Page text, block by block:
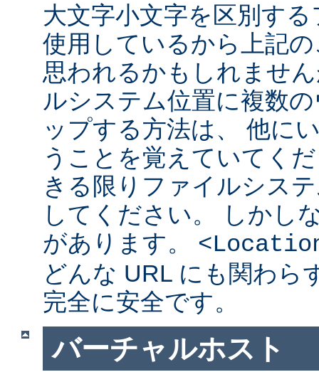
大文字小文字を区別す
使用しているから上記
思われるかもしれませ
ルシステム位置に複数
ップする方法は、 他に
うことを覚えていてく
きる限りファイルシス
してください。 しかし
があります。
どんな URL にも関わら
完全に安全です。
バーチャルホスト